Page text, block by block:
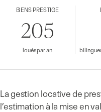
BIENS PRESTIGE
205
loués par an
La gestion locative de
l’estimation à la mise en